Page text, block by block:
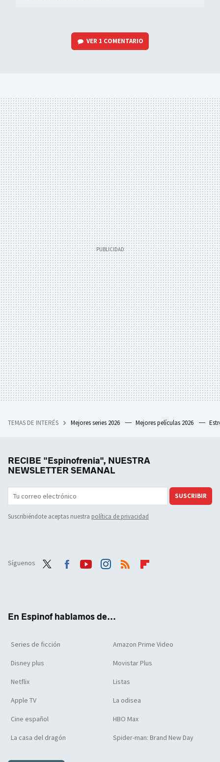
VER 1 COMENTARIO
TEMAS DE INTERÉS Mejores series 2026 Mejores películas 2026
RECIBE "Espinofrenia", NUESTRA
NEWSLETTER SEMANAL
SUSCRIBIR
Suscribiéndote aceptas nuestra política de privacidad
Síguenos
En Espinof hablamos de...
Series de ficción Amazon Prime Video
Disney plus Movistar Plus
Netflix Listas
Apple TV La odisea
Cine español HBO Max
La casa del dragón Spider-man: Brand New Day